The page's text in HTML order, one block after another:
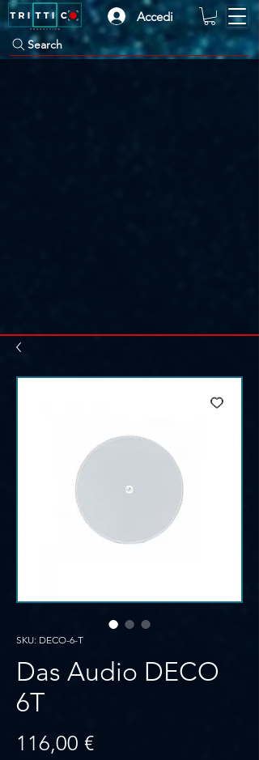
Accedi
Search
SKU: DECO-6-T
Das Audio DECO
6T
116,00 €Prezzo